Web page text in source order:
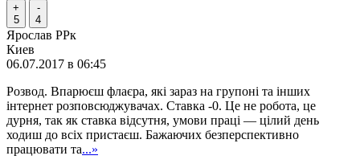
+
5
-
4
Ярослав РРк
Киев
06.07.2017 в 06:45
Розвод. Впарюєш флаєра, які зараз на групоні та інших
інтернет розповсюджувачах. Ставка -0. Це не робота, це
дурня, так як ставка відсутня, умови праці — цілий день
ходиш до всіх пристаєш. Бажаючих безперспективно
працювати та...»